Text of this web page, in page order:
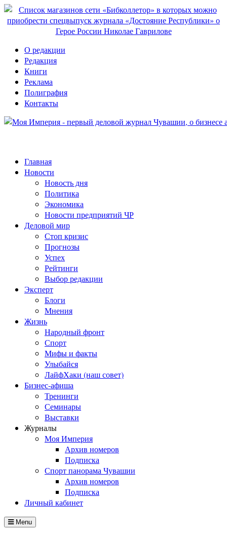
О редакции
Редакция
Книги
Реклама
Полиграфия
Контакты
Главная
Новости
Новость дня
Политика
Экономика
Новости предприятий ЧР
Деловой мир
Стоп кризис
Прогнозы
Успех
Рейтинги
Выбор редакции
Эксперт
Блоги
Мнения
Жизнь
Народный фронт
Спорт
Мифы и факты
Улыбайся
ЛайфХаки (наш совет)
Бизнес-афиша
Тренинги
Семинары
Выставки
Журналы
Моя Империя
Архив номеров
Подписка
Спорт панорама Чувашии
Архив номеров
Подписка
Личный кабинет
Menu